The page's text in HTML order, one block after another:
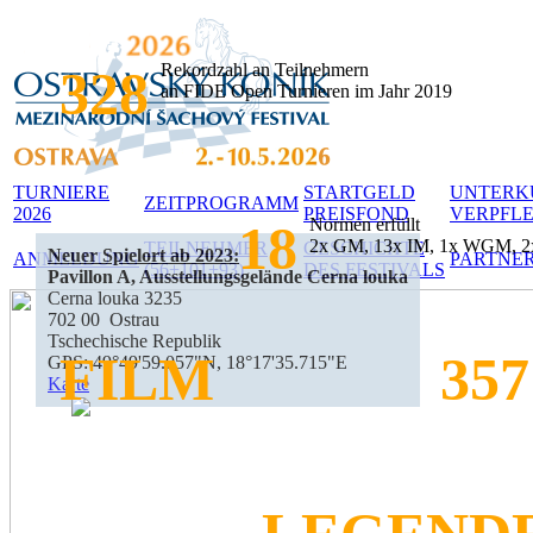
TURNIERE
2026
ZEITPROGRAMM
STARTGELD
PREISFOND
ANMELDUNG
TEILNEHMER
(56+101+93)
GESCHICHTE
DES FESTIVALS
Neuer Spielort ab 2023:
Pavillon A, Ausstellungsgelände Cerna louka
Cerna louka 3235
702 00 Ostrau
Tschechische Republik
GPS: 49°49'59.057"N, 18°17'35.715"E
Karte
328 Rekordzahl an Teilnehmern
an FIDE Open Turnieren im Jahr 2019
18 Normen erfüllt
2x GM, 13x IM, 1x WGM,
357
FILM